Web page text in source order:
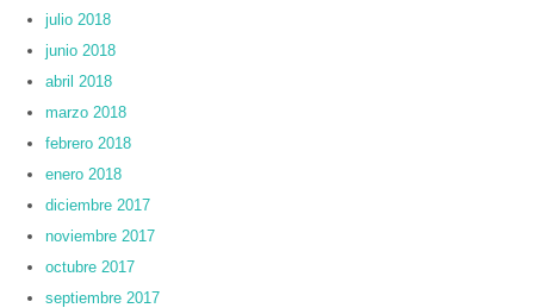
julio 2018
junio 2018
abril 2018
marzo 2018
febrero 2018
enero 2018
diciembre 2017
noviembre 2017
octubre 2017
septiembre 2017